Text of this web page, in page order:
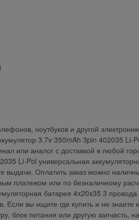
ноутбуков и другой
3.7v 350mAh 3pin 402035 Li-
или аналог с доставкой в любой
Li-Pol универсальная
выдачи. Оплатить заказ можно
платежом или по безналичному
батарея 4x20x35 3 провода
вы ищите где купить и не знаете
блок питания или другую запчасть,